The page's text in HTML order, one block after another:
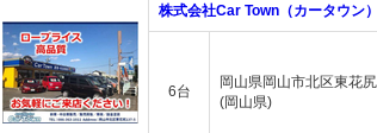
株式会社Car Town（カータウン）
6台
岡山県岡山市北区東花
(岡山県)